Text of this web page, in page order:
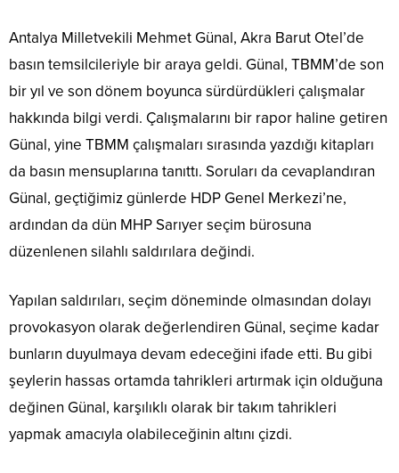
Antalya Milletvekili Mehmet Günal, Akra Barut Otel’de
basın temsilcileriyle bir araya geldi. Günal, TBMM’de son
bir yıl ve son dönem boyunca sürdürdükleri çalışmalar
hakkında bilgi verdi. Çalışmalarını bir rapor haline getiren
Günal, yine TBMM çalışmaları sırasında yazdığı kitapları
da basın mensuplarına tanıttı. Soruları da cevaplandıran
Günal, geçtiğimiz günlerde HDP Genel Merkezi’ne,
ardından da dün MHP Sarıyer seçim bürosuna
düzenlenen silahlı saldırılara değindi.
Yapılan saldırıları, seçim döneminde olmasından dolayı
provokasyon olarak değerlendiren Günal, seçime kadar
bunların duyulmaya devam edeceğini ifade etti. Bu gibi
şeylerin hassas ortamda tahrikleri artırmak için olduğuna
değinen Günal, karşılıklı olarak bir takım tahrikleri
yapmak amacıyla olabileceğinin altını çizdi.